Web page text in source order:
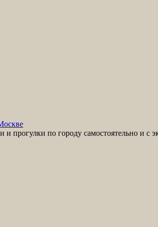
по городу самостоятельно и с